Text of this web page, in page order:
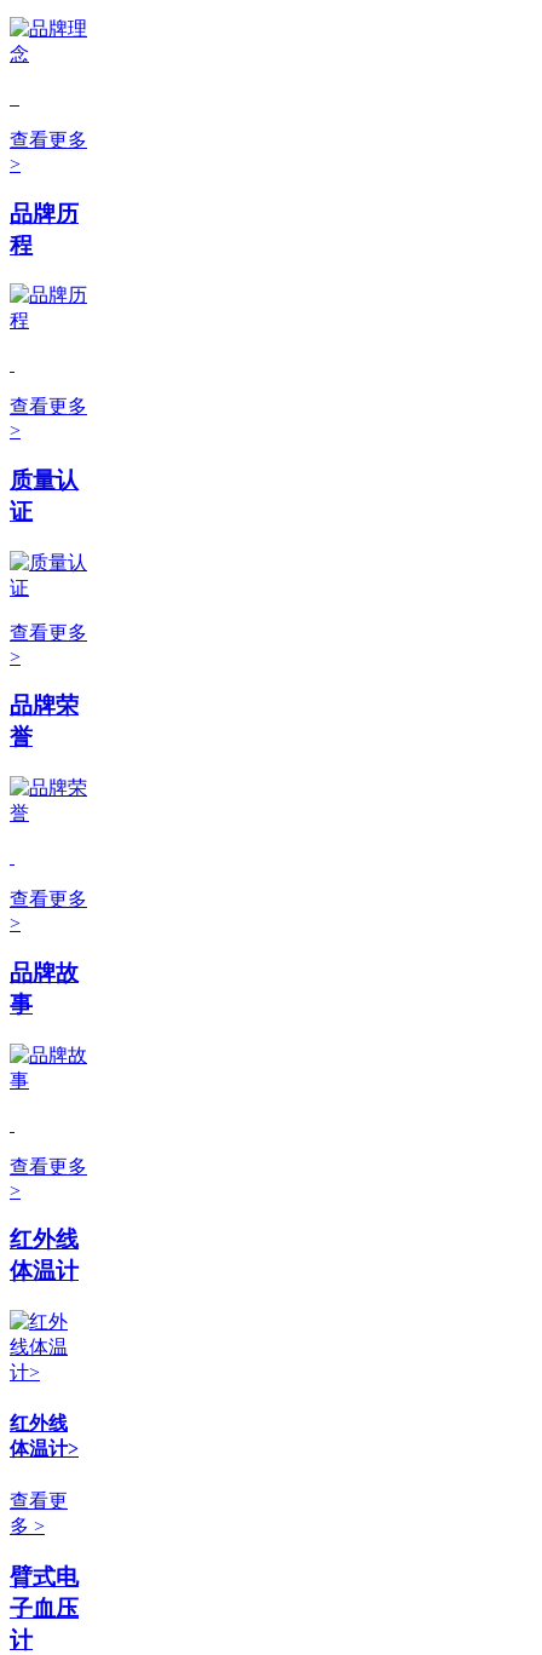
查看更多
>
品牌历
程
查看更多
>
质量认
证
查看更多
>
品牌荣
誉
查看更多
>
品牌故
事
查看更多
>
红外线
体温计
红外线
体温计>
查看更
多 >
臂式电
子血压
计